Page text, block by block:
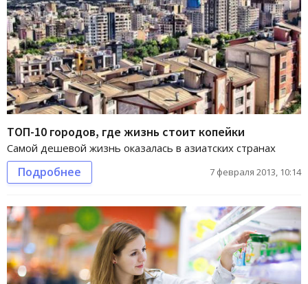
ТОП-10 городов, где жизнь стоит копейки
Самой дешевой жизнь оказалась в азиатских странах
Подробнее 7 февраля 2013, 10:14